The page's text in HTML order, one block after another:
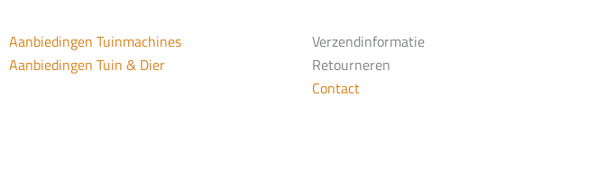
Aanbiedingen Tuinmachines
Aanbiedingen Tuin & Dier
Verzendinformatie
Retourneren
Contact